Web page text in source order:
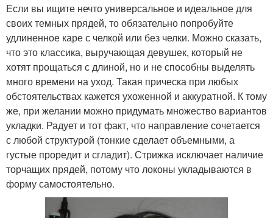
Если вы ищите нечто универсальное и идеальное для
своих темных прядей, то обязательно попробуйте
удлиненное каре с челкой или без челки. Можно сказать,
что это классика, выручающая девушек, который не
хотят прощаться с длиной, но и не способны выделять
много времени на уход. Такая прическа при любых
обстоятельствах кажется ухоженной и аккуратной. К тому
же, при желании можно придумать множество вариантов
укладки. Радует и тот факт, что направление сочетается
с любой структурой (тонкие сделает объемными, а
густые проредит и сгладит). Стрижка исключает наличие
торчащих прядей, потому что локоны укладываются в
форму самостоятельно.